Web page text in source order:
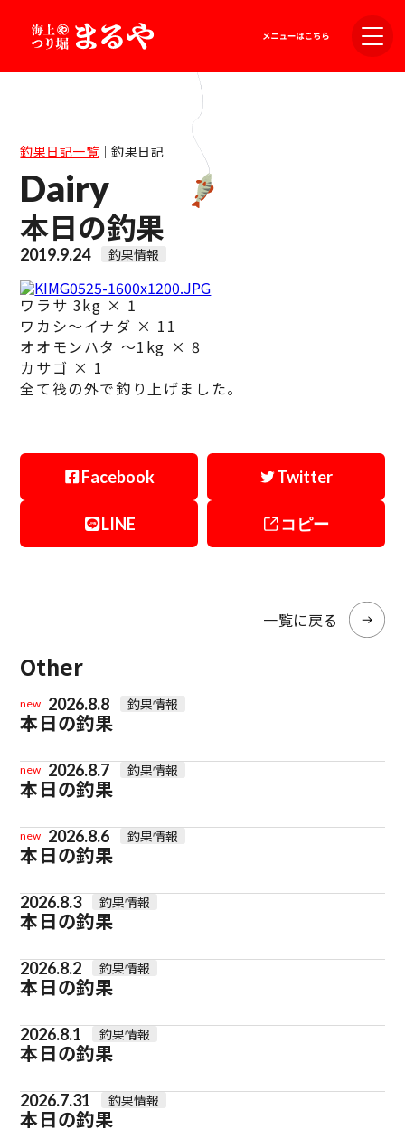
釣果日記一覧｜釣果日記
Dairy
本日の釣果
2019.9.24 釣果情報
ワラサ 3kg × 1
ワカシ～イナダ × 11
オオモンハタ ～1kg × 8
カサゴ × 1
全て筏の外で釣り上げました。
Facebook Twitter
LINE コピー
一覧に戻る
Other
new 2026.8.8 釣果情報
本日の釣果
new 2026.8.7 釣果情報
本日の釣果
new 2026.8.6 釣果情報
本日の釣果
2026.8.3 釣果情報
本日の釣果
2026.8.2 釣果情報
本日の釣果
2026.8.1 釣果情報
本日の釣果
2026.7.31 釣果情報
本日の釣果